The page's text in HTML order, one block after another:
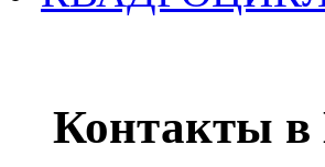
Контакты в